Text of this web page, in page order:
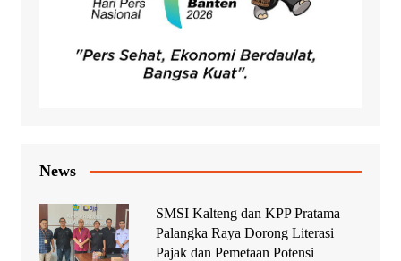
News
SMSI Kalteng dan KPP Pratama
Palangka Raya Dorong Literasi
Pajak dan Pemetaan Potensi